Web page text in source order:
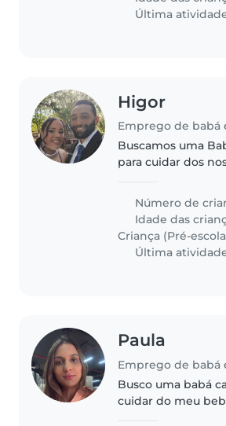
Última
Higor
Buscamos uma
para cuidar dos
em idade pré-
alguém paciente,
animais de
Número de
Idade das
Criança (Pré-
Última
Paula
Busco uma babá
cuidar do meu